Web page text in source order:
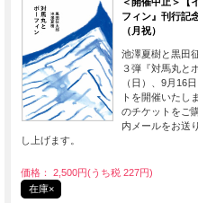
フィン』刊行記
（月祝）
池澤夏樹と黒田
３弾『対馬丸と
（日）、9月16
トを開催いたし
のチケットをご
内メールをお送
し上げます。
価格： 2,500円(うち税 227円)
在庫×